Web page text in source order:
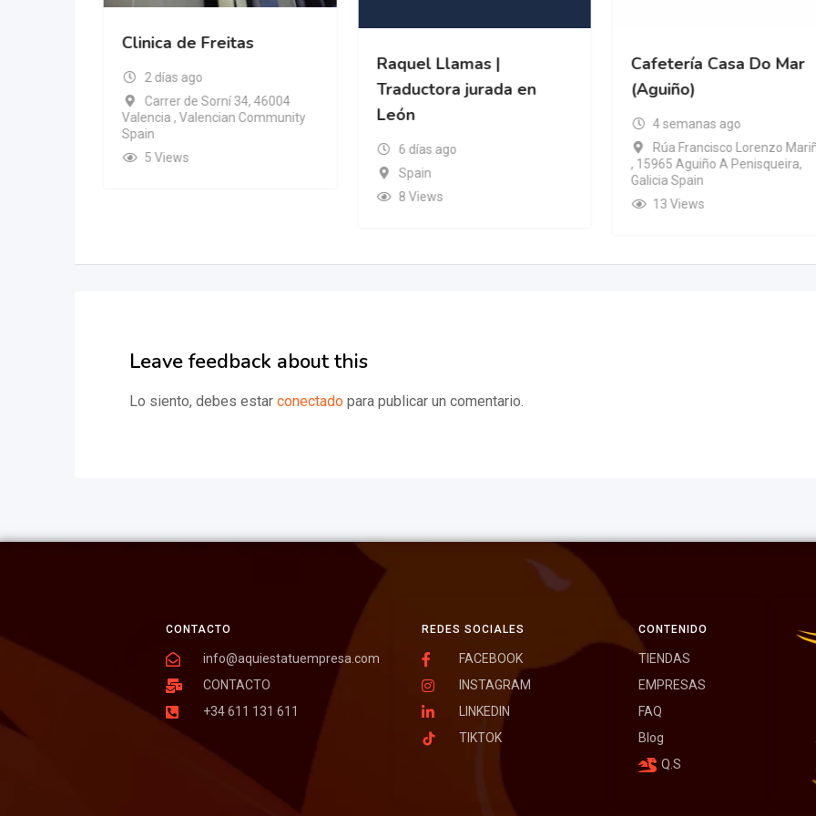
Clinica de Freitas
2 días ago
Carrer de Sorní 34, 46004
Valencia , Valencian Community
Spain
5 Views
Raquel Llamas |
Traductora jurada en
León
6 días ago
Spain
8 Views
Cafetería Casa Do Mar
(Aguiño)
4 semanas ago
Rúa Francisco Lorenzo
, 15965 Aguiño A Penisqueira,
Galicia Spain
13 Views
Leave feedback about this
Lo siento, debes estar conectado para publicar un comentario.
CONTACTO
info@aquiestatuempresa.com
CONTACTO
+34 611 131 611
REDES SOCIALES
FACEBOOK
INSTAGRAM
LINKEDIN
TIKTOK
CONTENIDO
TIENDAS
EMPRESAS
FAQ
Blog
Q.S